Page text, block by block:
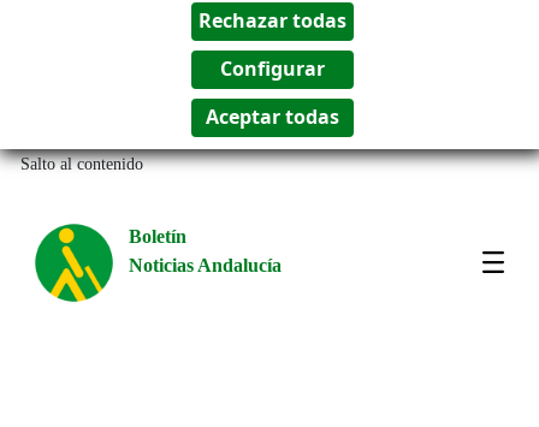
Salto al contenido
Boletín
Noticias Andalucía